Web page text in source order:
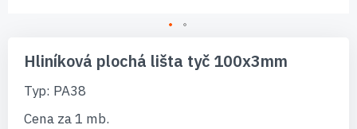
začiatok
galérie
obrázkov
Hliníková plochá lišta tyč 100x3mm
Typ: PA38
Cena za 1 mb.